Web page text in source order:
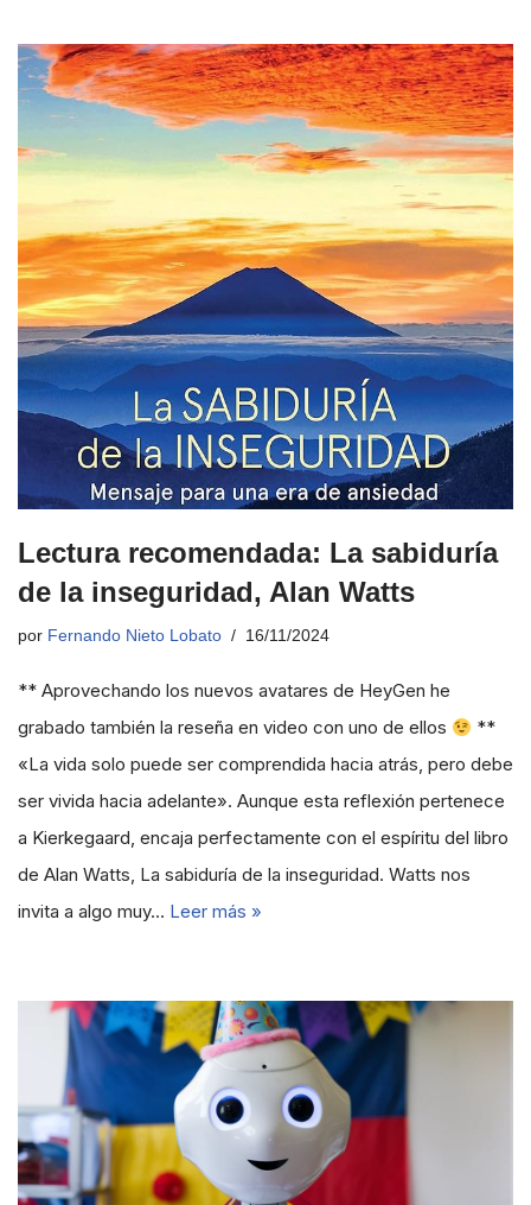
Lectura recomendada: La sabiduría
de la inseguridad, Alan Watts
por Fernando Nieto Lobato 16/11/2024
** Aprovechando los nuevos avatares de HeyGen he
grabado también la reseña en video con uno de ellos
**
«La vida solo puede ser comprendida hacia atrás, pero debe
ser vivida hacia adelante». Aunque esta reflexión pertenece
a Kierkegaard, encaja perfectamente con el espíritu del libro
de Alan Watts, La sabiduría de la inseguridad. Watts nos
invita a algo muy… Leer más »